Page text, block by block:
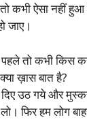
कभी ऐसा नहीं हुआ
जाए।
पहले तो कभी किस
ख़ास बात है?
दिए उठ गये और
फिर हम लोग